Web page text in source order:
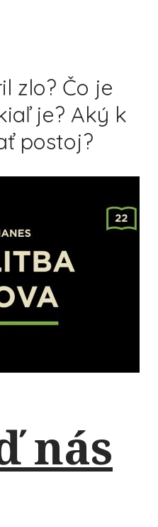
zlo? Čo je
je? Aký k
postoj?
nás